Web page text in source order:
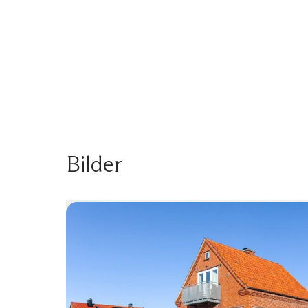
Bilder